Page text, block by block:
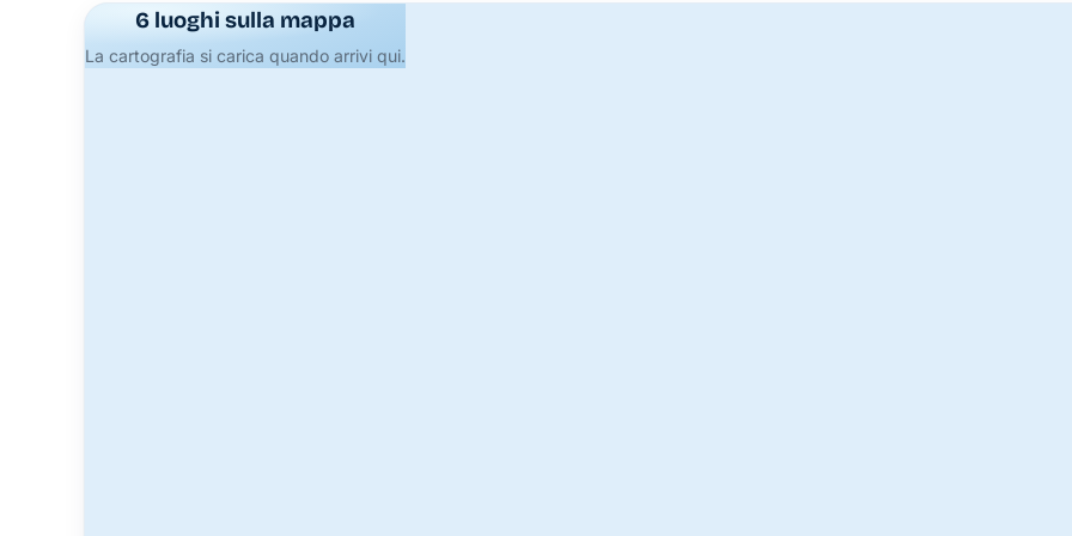
6 luoghi sulla mappa
La cartografia si carica quando arrivi qui.